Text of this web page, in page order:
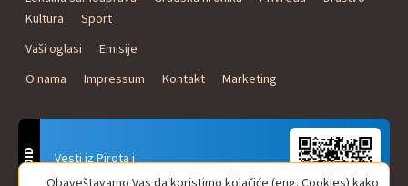
Kultura
Sport
Vaši oglasi
Emisije
O nama
Impressum Kontakt Marketing
Vesti iz Pirota i
Naxi Plus Radio
ANDROID